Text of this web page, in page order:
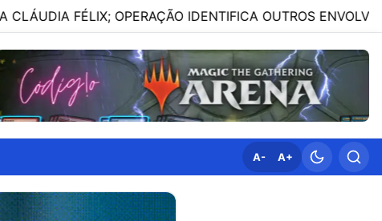
OPERAÇÃO IDENTIFICA OUTROS ENVOLVIDOS
A- A+